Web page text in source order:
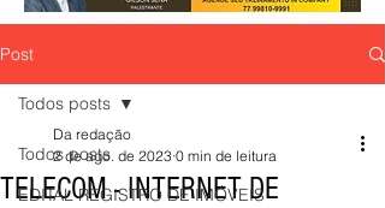
Post
Todos posts
EDITAL REGISTRO DE IMÓVEIS
Todos posts
TELECOM - INTERNET DE
Da redação
2 de ago. de 2023 0 min de leitura